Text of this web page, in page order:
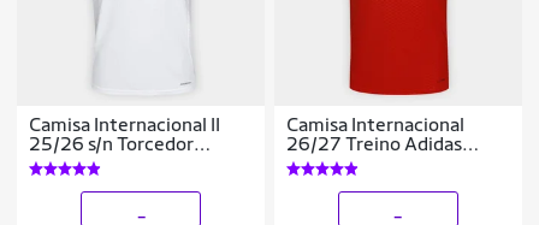
Camisa Internacional II
25/26 s/n Torcedor
Adidas Masculina
Camisa Internacional
26/27 Treino Adidas
Masculina